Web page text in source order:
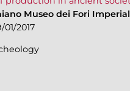
Museo dei Fori
01/2017